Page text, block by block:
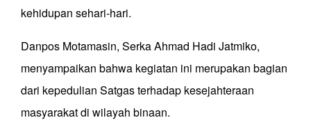
kehidupan sehari-hari.
Danpos Motamasin, Serka Ahmad Hadi Jatmiko,
menyampaikan bahwa kegiatan ini merupakan bagian
dari kepedulian Satgas terhadap kesejahteraan
masyarakat di wilayah binaan.